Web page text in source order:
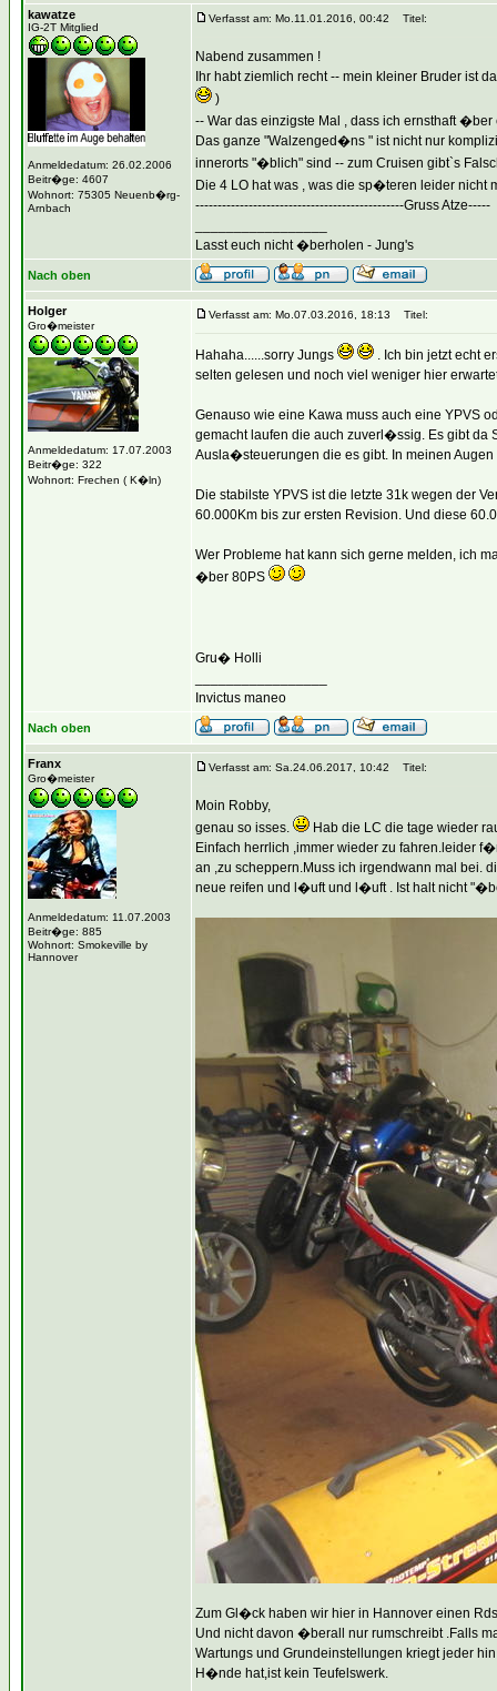
kawatze
IG-2T Mitglied
Anmeldedatum: 26.02.2006
Beitr�ge: 4607
Wohnort: 75305 Neuenb�rg-
Arnbach
Verfasst am: Mo.11.01.2016, 00:42 Titel:
Nabend zusammen !
Ihr habt ziemlich recht -- mein kleiner Bruder ist
)
-- War das einzigste Mal , dass ich ernsthaft
Das ganze "Walzenged�ns " ist nicht nur
innerorts "�blich" sind -- zum Cruisen gibt`s
Die 4 LO hat was , was die sp�teren leider nicht
-----------------------------------------------Gruss Atze-----
Lasst euch nicht �berholen - Jung's
Nach oben
Holger
Gro�meister
Anmeldedatum: 17.07.2003
Beitr�ge: 322
Wohnort: Frechen ( K�ln)
Verfasst am: Mo.07.03.2016, 18:13 Titel:
Hahaha......sorry Jungs
. Ich bin jetzt echt
selten gelesen und noch viel weniger hier
Genauso wie eine Kawa muss auch eine YPVS
gemacht laufen die auch zuverl�ssig. Es gibt da
Ausla�steuerungen die es gibt. In meinen
Die stabilste YPVS ist die letzte 31k wegen der
60.000Km bis zur ersten Revision. Und diese
Wer Probleme hat kann sich gerne melden, ich
�ber 80PS
Gru� Holli
Invictus maneo
Nach oben
Franx
Gro�meister
Anmeldedatum: 11.07.2003
Beitr�ge: 885
Wohnort: Smokeville by
Hannover
Verfasst am: Sa.24.06.2017, 10:42 Titel:
Moin Robby,
genau so isses.
Hab die LC die tage wieder
Einfach herrlich ,immer wieder zu fahren.leider
an ,zu scheppern.Muss ich irgendwann mal bei.
neue reifen und l�uft und l�uft . Ist halt nicht
Zum Gl�ck haben wir hier in Hannover einen
Und nicht davon �berall nur rumschreibt .Falls
Wartungs und Grundeinstellungen kriegt jeder
H�nde hat,ist kein Teufelswerk.